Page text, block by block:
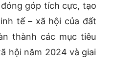
góp tích cực, tạo
tế – xã hội của đất
thành các mục tiêu
hội năm 2024 và giai